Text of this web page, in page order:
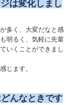
は変化しまし
多く、大変だなと感
明るく、気軽に先輩
いくことができまし
じます。
んなときです